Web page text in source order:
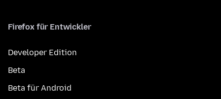
Firefox für Entwickler
Developer Edition
Beta
Beta für Android